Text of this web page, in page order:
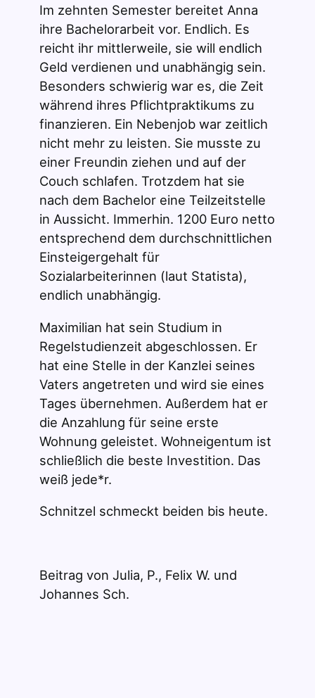
Im zehnten Semester bereitet Anna
ihre Bachelorarbeit vor. Endlich. Es
reicht ihr mittlerweile, sie will endlich
Geld verdienen und unabhängig sein.
Besonders schwierig war es, die Zeit
während ihres Pflichtpraktikums zu
finanzieren. Ein Nebenjob war zeitlich
nicht mehr zu leisten. Sie musste zu
einer Freundin ziehen und auf der
Couch schlafen. Trotzdem hat sie
nach dem Bachelor eine Teilzeitstelle
in Aussicht. Immerhin. 1200 Euro netto
entsprechend dem durchschnittlichen
Einsteigergehalt für
Sozialarbeiterinnen (laut Statista),
endlich unabhängig.
Maximilian hat sein Studium in
Regelstudienzeit abgeschlossen. Er
hat eine Stelle in der Kanzlei seines
Vaters angetreten und wird sie eines
Tages übernehmen. Außerdem hat er
die Anzahlung für seine erste
Wohnung geleistet. Wohneigentum ist
schließlich die beste Investition. Das
weiß jede*r.
Schnitzel schmeckt beiden bis heute.
Beitrag von Julia, P., Felix W. und
Johannes Sch.